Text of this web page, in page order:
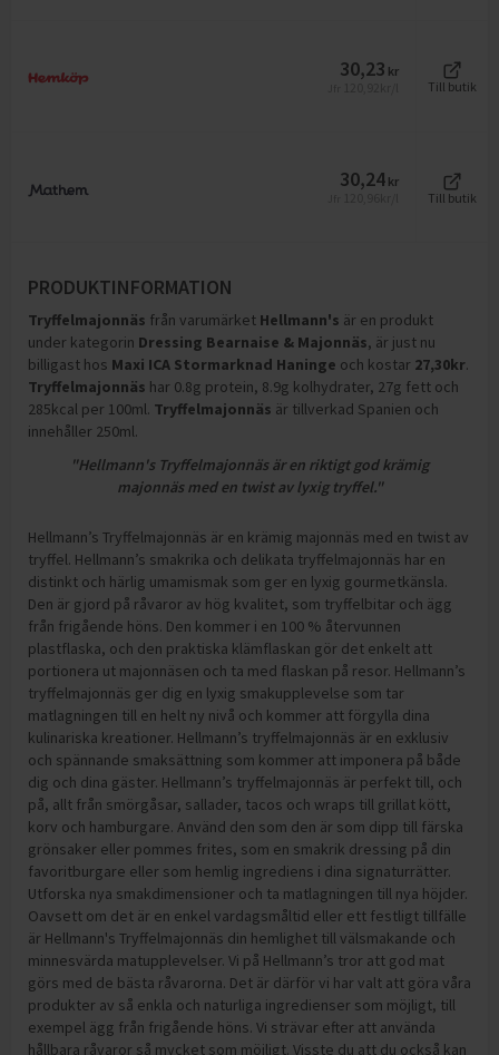
30,23 kr
Till butik
30,24 kr
Till butik
PRODUKTINFORMATION
Tryffelmajonnäs från varumärket Hellmann's är en produkt
under kategorin Dressing Bearnaise & Majonnäs, är just nu
billigast hos Maxi ICA Stormarknad Haninge och kostar 27,30kr.
Tryffelmajonnäs har 0.8g protein, 8.9g kolhydrater, 27g fett och
285kcal per 100ml. Tryffelmajonnäs är tillverkad Spanien och
innehåller 250ml.
"Hellmann's Tryffelmajonnäs är en riktigt god krämig
majonnäs med en twist av lyxig tryffel."
Hellmann’s Tryffelmajonnäs är en krämig majonnäs med en twist av
tryffel. Hellmann’s smakrika och delikata tryffelmajonnäs har en
distinkt och härlig umamismak som ger en lyxig gourmetkänsla.
Den är gjord på råvaror av hög kvalitet, som tryffelbitar och ägg
från frigående höns. Den kommer i en 100 % återvunnen
plastflaska, och den praktiska klämflaskan gör det enkelt att
portionera ut majonnäsen och ta med flaskan på resor. Hellmann’s
tryffelmajonnäs ger dig en lyxig smakupplevelse som tar
matlagningen till en helt ny nivå och kommer att förgylla dina
kulinariska kreationer. Hellmann’s tryffelmajonnäs är en exklusiv
och spännande smaksättning som kommer att imponera på både
dig och dina gäster. Hellmann’s tryffelmajonnäs är perfekt till, och
på, allt från smörgåsar, sallader, tacos och wraps till grillat kött,
korv och hamburgare. Använd den som den är som dipp till färska
grönsaker eller pommes frites, som en smakrik dressing på din
favoritburgare eller som hemlig ingrediens i dina signaturrätter.
Utforska nya smakdimensioner och ta matlagningen till nya höjder.
Oavsett om det är en enkel vardagsmåltid eller ett festligt tillfälle
är Hellmann's Tryffelmajonnäs din hemlighet till välsmakande och
minnesvärda matupplevelser. Vi på Hellmann’s tror att god mat
görs med de bästa råvarorna. Det är därför vi har valt att göra våra
produkter av så enkla och naturliga ingredienser som möjligt, till
exempel ägg från frigående höns. Vi strävar efter att använda
hållbara råvaror så mycket som möjligt. Visste du att du också kan